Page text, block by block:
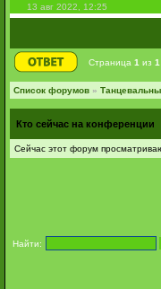
13 авг 2022, 12:25
Страница 1 из 1
Список форумов »
Кто сейчас на конференции
Сейчас этот форум
Найти: